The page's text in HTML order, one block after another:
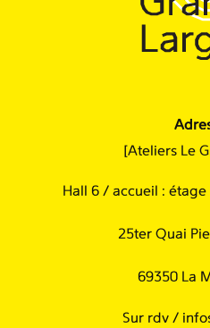
[Ateliers Le
Hall 6 / accueil : étage
25ter Quai
69350 La
Sur rdv /